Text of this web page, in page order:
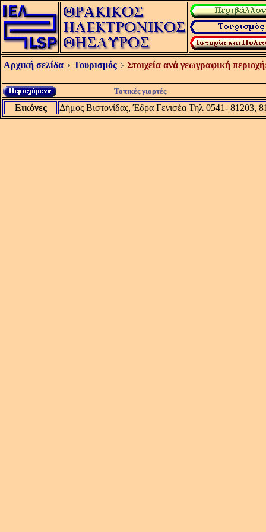
Αρχική σελίδα Τουρισμός Στοιχεία ανά γεωγραφική
Τοπικές γιορτές
Εικόνες Δήμος Βιστονίδας, Έδρα Γενισέα Τηλ 0541- 81203,